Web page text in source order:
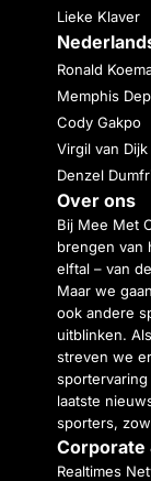
Lieke Klaver
Ronald
Memphis
Cody Gakpo
Virgil van Dijk
Denzel
Over ons
Bij Mee Met
brengen van
elftal – van
Maar we
ook andere
uitblinken.
streven we
laatste
sporters,
Corporate
Realtimes